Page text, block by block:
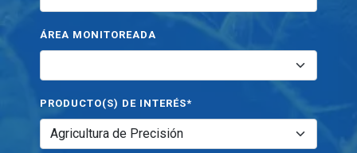
ÁREA MONITOREADA
PRODUCTO(S) DE INTERÉS*